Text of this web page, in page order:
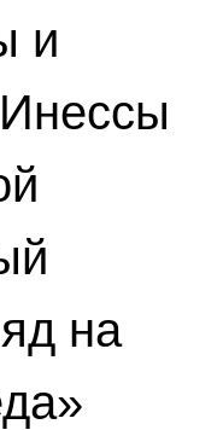
и
на